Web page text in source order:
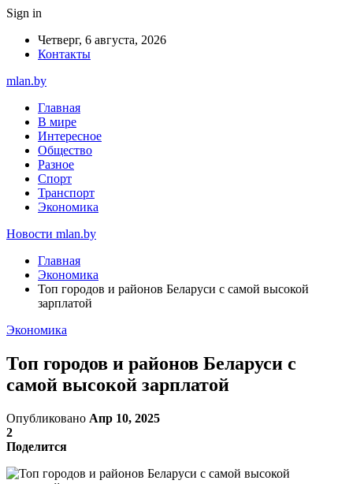
Sign in
Четверг, 6 августа, 2026
Контакты
mlan.by
Главная
В мире
Интересное
Общество
Разное
Спорт
Транспорт
Экономика
Новости mlan.by
Главная
Экономика
Топ городов и районов Беларуси с самой высокой
зарплатой
Экономика
Топ городов и районов Беларуси с
самой высокой зарплатой
Опубликовано Апр 10, 2025
2
Поделится